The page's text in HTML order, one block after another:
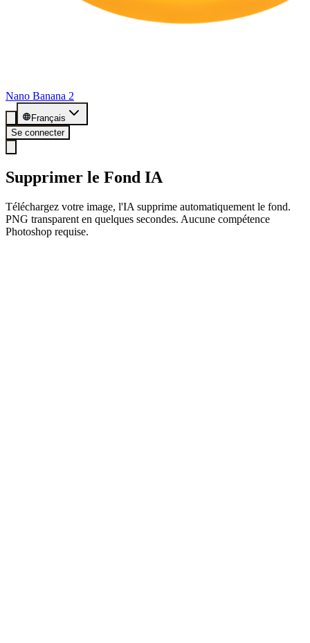
Nano Banana 2
Français
Se connecter
Supprimer le Fond IA
Téléchargez votre image, l'IA supprime automatiquement le fond.
PNG transparent en quelques secondes. Aucune compétence
Photoshop requise.